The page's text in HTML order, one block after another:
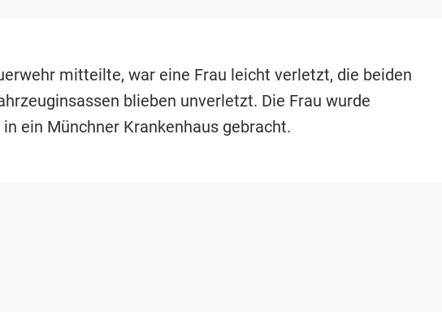
mitteilte, war eine Frau leicht verletzt, die beiden
blieben unverletzt. Die Frau wurde
ein Münchner Krankenhaus gebracht.